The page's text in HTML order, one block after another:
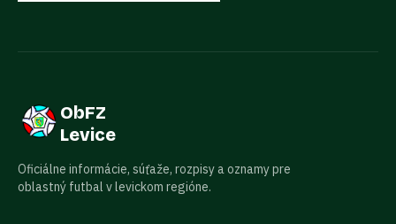
ObFZ
Levice
Oficiálne informácie, súťaže, rozpisy a oznamy pre
oblastný futbal v levickom regióne.